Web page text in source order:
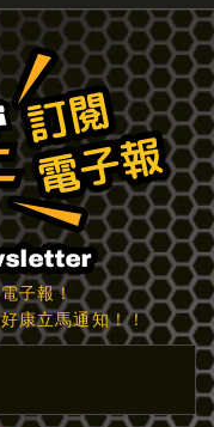
子報！
康立馬通知！！